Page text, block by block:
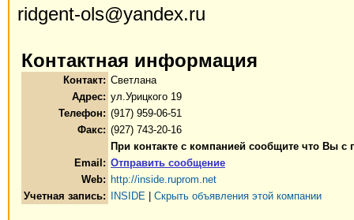
ridgent-ols@yandex.ru
Контактная информация
Контакт: Светлана
Адрес: ул.Урицкого 19
Телефон: (917) 959-06-51
Факс: (927) 743-20-16
При контакте с компанией сообщите что Вы с
Email: Отправить сообщение
Web: http://inside.ruprom.net
Учетная запись:
INSIDE Скрыть объявления этой компании